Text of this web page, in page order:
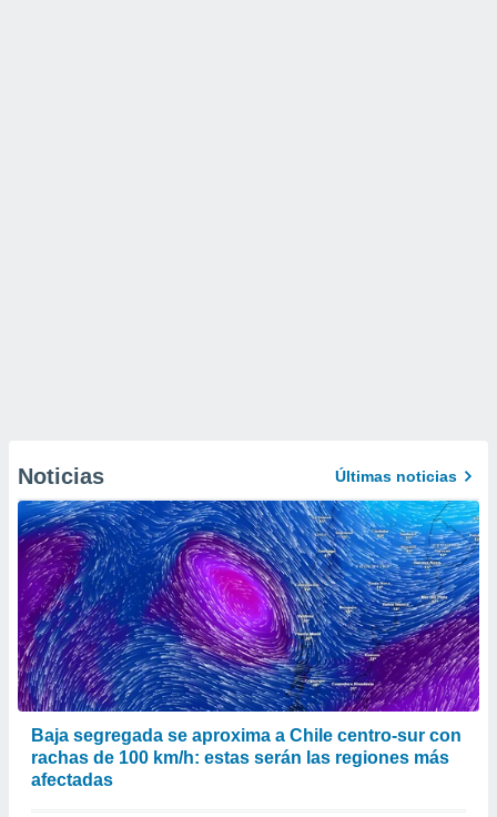
Noticias Últimas noticias
Baja segregada se aproxima a Chile centro-sur con
rachas de 100 km/h: estas serán las regiones más
afectadas